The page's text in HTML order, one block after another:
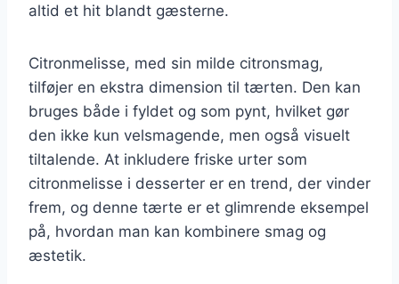
altid et hit blandt gæsterne.
Citronmelisse, med sin milde citronsmag,
tilføjer en ekstra dimension til tærten. Den kan
bruges både i fyldet og som pynt, hvilket gør
den ikke kun velsmagende, men også visuelt
tiltalende. At inkludere friske urter som
citronmelisse i desserter er en trend, der vinder
frem, og denne tærte er et glimrende eksempel
på, hvordan man kan kombinere smag og
æstetik.